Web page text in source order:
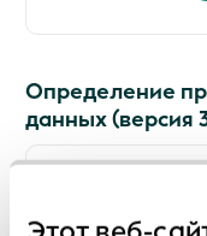
Определение
данных (версия